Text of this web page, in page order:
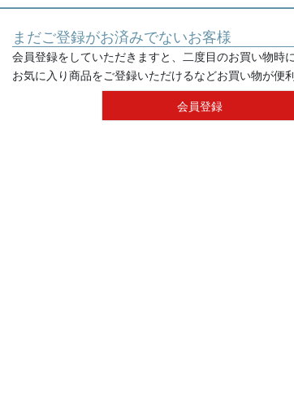
まだご登録がお済みでないお客様
会員登録をしていただきますと、二度目のお買い物時
お気に入り商品をご登録いただけるなどお買い物が便
会員登録